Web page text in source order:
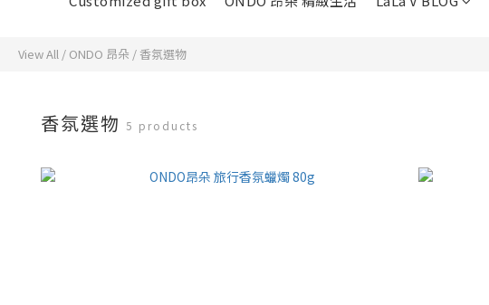
View All / ONDO 昂朵 / 香氛選物
香氛選物 5 products